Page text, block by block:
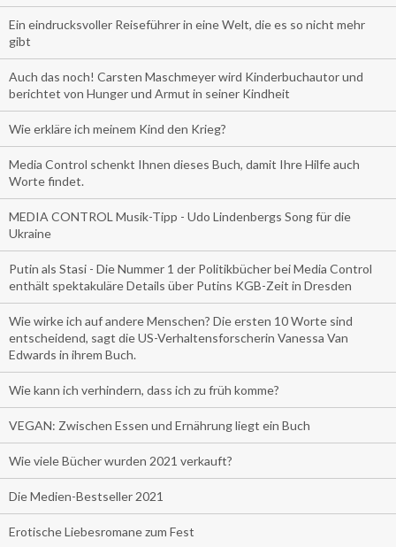
Ein eindrucksvoller Reiseführer in eine Welt, die es so nicht mehr
gibt
Auch das noch! Carsten Maschmeyer wird Kinderbuchautor und
berichtet von Hunger und Armut in seiner Kindheit
Wie erkläre ich meinem Kind den Krieg?
Media Control schenkt Ihnen dieses Buch, damit Ihre Hilfe auch
Worte findet.
MEDIA CONTROL Musik-Tipp - Udo Lindenbergs Song für die
Ukraine
Putin als Stasi - Die Nummer 1 der Politikbücher bei Media Control
enthält spektakuläre Details über Putins KGB-Zeit in Dresden
Wie wirke ich auf andere Menschen? Die ersten 10 Worte sind
entscheidend, sagt die US-Verhaltensforscherin Vanessa Van
Edwards in ihrem Buch.
Wie kann ich verhindern, dass ich zu früh komme?
VEGAN: Zwischen Essen und Ernährung liegt ein Buch
Wie viele Bücher wurden 2021 verkauft?
Die Medien-Bestseller 2021
Erotische Liebesromane zum Fest